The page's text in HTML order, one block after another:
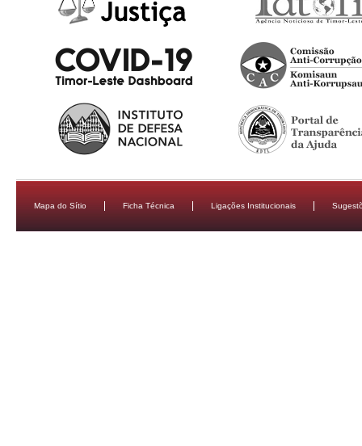
Mapa do Sítio Ficha Técnica Ligações Institucionais